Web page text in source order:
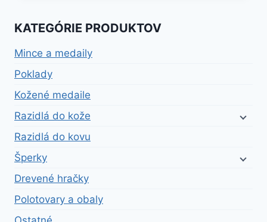
KATEGÓRIE PRODUKTOV
Mince a medaily
Poklady
Kožené medaile
Razidlá do kože
Razidlá do kovu
Šperky
Drevené hračky
Polotovary a obaly